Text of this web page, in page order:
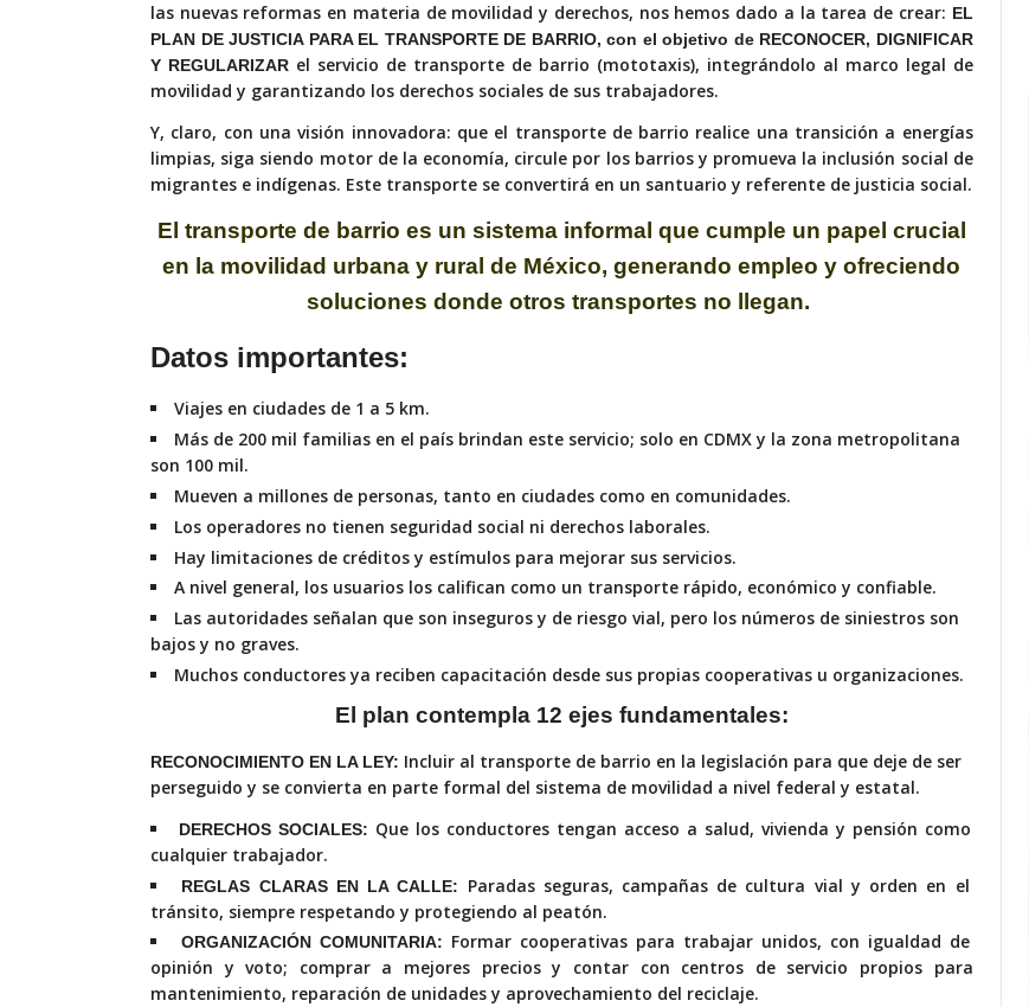
las nuevas reformas en materia de movilidad y derechos, nos hemos dado a la tarea de crear: EL
PLAN DE JUSTICIA PARA EL TRANSPORTE DE BARRIO, con el objetivo de RECONOCER, DIGNIFICAR
Y REGULARIZARel servicio de transporte de barrio (mototaxis), integrándolo al marco legal de
movilidad y garantizando los derechos sociales de sus trabajadores.
Y, claro, con una visión innovadora: que el transporte de barrio realice una transición a energías
limpias, siga siendo motor de la economía, circule por los barrios y promueva la inclusión social de
migrantes e indígenas. Este transporte se convertirá en un santuario y referente de justicia social.
El transporte de barrio es un sistema informal que cumple un papel crucial
en la movilidad urbana y rural de México, generando empleo yofreciendo
soluciones donde otros transportes no llegan.
Datos importantes:
Viajes en ciudades de 1 a 5 km.
Más de 200 mil familias en el país brindan este servicio; solo en CDMX y la zona metropolitana
son 100 mil.
Mueven a millones de personas, tanto en ciudades como en comunidades.
Los operadores no tienen seguridad social ni derechos laborales.
Hay limitaciones de créditos y estímulos para mejorar sus servicios.
A nivel general, los usuarios los califican como un transporte rápido, económico y confiable.
Las autoridades señalan que son inseguros y de riesgo vial, pero los números de siniestros son
bajos y no graves.
Muchos conductores ya reciben capacitación desde sus propias cooperativas u organizaciones.
El plan contempla 12 ejes fundamentales:
RECONOCIMIENTO EN LA LEY: Incluir al transporte de barrio en la legislación para que deje de ser
perseguido y se convierta en parte formal del sistema de movilidad a nivel federal y estatal.
DERECHOS SOCIALES: Que los conductores tengan acceso a salud, vivienda y pensión como
cualquier trabajador.
REGLAS CLARAS EN LA CALLE:
Paradas seguras, campañas de cultura vial y orden en el
tránsito, siempre respetando y protegiendo al peatón.
ORGANIZACIÓN COMUNITARIA: Formar cooperativas para trabajar unidos, con igualdad de
opinión y voto; comprar a mejores precios y contar con centros de servicio propios para
mantenimiento, reparación de unidades y aprovechamiento del reciclaje.